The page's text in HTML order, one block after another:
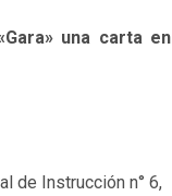
una carta en
de Instrucción n° 6,